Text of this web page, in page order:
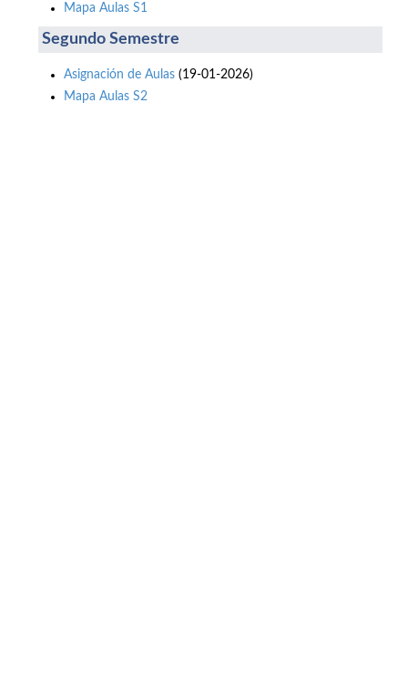
Mapa Aulas S1
Segundo Semestre
Asignación de Aulas (19-01-2026)
Mapa Aulas S2